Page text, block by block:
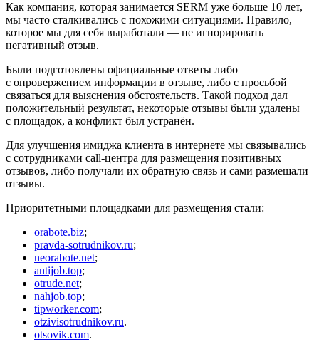
Как компания, которая занимается SERM уже больше 10 лет,
мы часто сталкивались с похожими ситуациями. Правило,
которое мы для себя выработали — не игнорировать
негативный отзыв.
Были подготовлены официальные ответы либо
с опровержением информации в отзыве, либо с просьбой
связаться для выяснения обстоятельств. Такой подход дал
положительный результат, некоторые отзывы были удалены
с площадок, а конфликт был устранён.
Для улучшения имиджа клиента в интернете мы связывались
с сотрудниками call-центра для размещения позитивных
отзывов, либо получали их обратную связь и сами размещали
отзывы.
Приоритетными площадками для размещения стали:
orabote.biz;
pravda-sotrudnikov.ru;
neorabote.net;
antijob.top;
otrude.net;
nahjob.top;
tipworker.com;
otzivisotrudnikov.ru.
otsovik.com.